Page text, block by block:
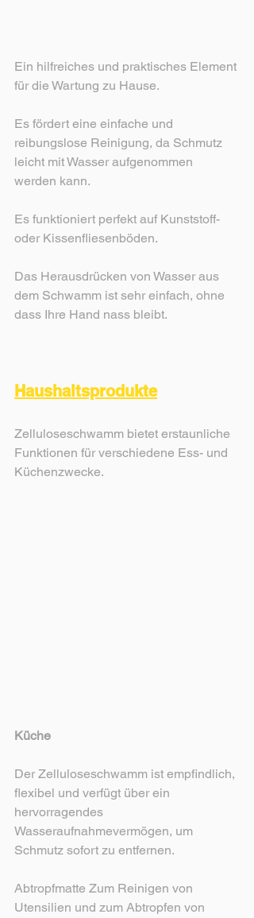
Ein hilfreiches und praktisches Element
für die Wartung zu Hause.
Es fördert eine einfache und
reibungslose Reinigung, da Schmutz
leicht mit Wasser aufgenommen
werden kann.
Es funktioniert perfekt auf Kunststoff-
oder Kissenfliesenböden.
Das Herausdrücken von Wasser aus
dem Schwamm ist sehr einfach, ohne
dass Ihre Hand nass bleibt.
Haushaltsprodukte
Zelluloseschwamm bietet erstaunliche
Funktionen für verschiedene Ess- und
Küchenzwecke.
Küche
Der Zelluloseschwamm ist empfindlich,
flexibel und verfügt über ein
hervorragendes
Wasseraufnahmevermögen, um
Schmutz sofort zu entfernen.
Abtropfmatte Zum Reinigen von
Utensilien und zum Abtropfen von